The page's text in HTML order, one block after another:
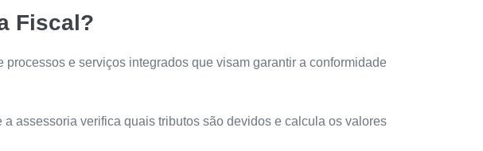
Fiscal?
e serviços integrados que visam garantir a conformidade
assessoria verifica quais tributos são devidos e calcula os valores